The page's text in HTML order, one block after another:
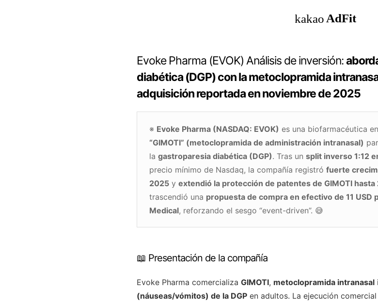
Evoke Pharma (EVOK) Análisis de inversión:
diabética (DGP) con la metoclopramida
adquisición reportada en noviembre de 2025
※ Evoke Pharma (NASDAQ: EVOK) es una biofarmacéutica
“GIMOTI” (metoclopramida de administración intranasal)
la gastroparesia diabética (DGP). Tras un split inverso 1:12
precio mínimo de Nasdaq, la compañía registró fuerte
2025 y extendió la protección de patentes de GIMOTI
trascendió una propuesta de compra en efectivo de 11 USD
Medical, reforzando el sesgo “event-driven”. 😅
📖 Presentación de la compañía
Evoke Pharma comercializa GIMOTI, metoclopramida intranasal
(náuseas/vómitos) de la DGP en adultos. La ejecución